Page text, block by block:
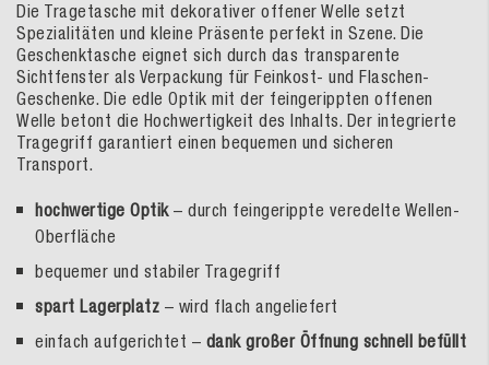
Die Tragetasche mit dekorativer offener Welle setzt
Spezialitäten und kleine Präsente perfekt in Szene. Die
Geschenktasche eignet sich durch das transparente
Sichtfenster als Verpackung für Feinkost- und Flaschen-
Geschenke. Die edle Optik mit der feingerippten offenen
Welle betont die Hochwertigkeit des Inhalts. Der integrierte
Tragegriff garantiert einen bequemen und sicheren
Transport.
hochwertige Optik – durch feingerippte veredelte Wellen-
Oberfläche
bequemer und stabiler Tragegriff
spart Lagerplatz – wird flach angeliefert
einfach aufgerichtet – dank großer Öffnung schnell befüllt